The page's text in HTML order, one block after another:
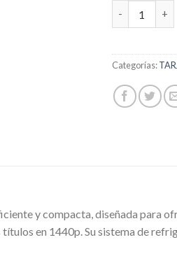
TARJETA
Categorías:
y compacta, diseñada para
en 1440p. Su sistema de